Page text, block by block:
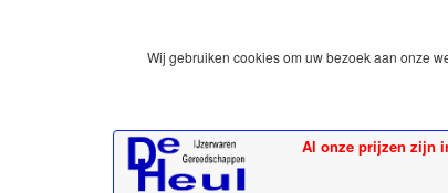
Wij gebruiken cookies om uw bezoek aan onze
Al onze prijzen zijn